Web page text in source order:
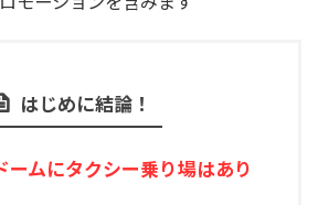
はじめに結論！
ームにタクシー乗り場はあり